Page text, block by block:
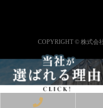
COPYRIGHT © 株式会